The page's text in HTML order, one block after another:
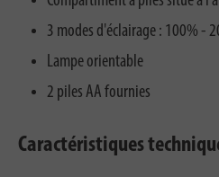
3 modes d'éclairage : 100% -
Lampe orientable
2 piles AA fournies
Caractéristiques